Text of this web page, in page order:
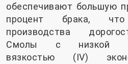
обеспечивают большую
процент брака,
производства
Смолы с низкой
вязкостью (IV)